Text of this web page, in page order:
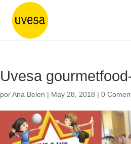
Uvesa
porAna Belen | May 28, 2018 | 0